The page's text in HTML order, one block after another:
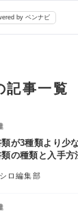
by ベンナビ
診断
記事一覧
が3種類より少
の種類と入手方
ロ編集部